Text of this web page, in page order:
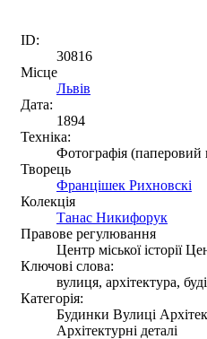
ID:
30816
Місце
Львів
Дата:
1894
Техніка:
Фотографія (паперовий
Творець
Францішек Рихновскі
Колекція
Танас Никифорук
Правове регулювання
Центр міської історії
Ключові слова:
вулиця, архітектура,
Категорія:
Будинки Вулиці
Архітектурні деталі